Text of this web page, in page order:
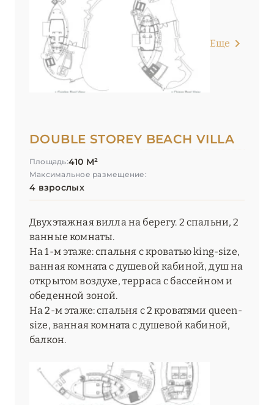
Еще
DOUBLE STOREY BEACH VILLA
Площадь:410 М²
Максимальное размещение:
4 взрослых
Двухэтажная вилла на берегу. 2 спальни, 2
ванные комнаты.
На 1-м этаже: спальня с кроватью king-size,
ванная комната с душевой кабиной, душ на
открытом воздухе, терраса с бассейном и
обеденной зоной.
На 2-м этаже: спальня с 2 кроватями queen-
size, ванная комната с душевой кабиной,
балкон.